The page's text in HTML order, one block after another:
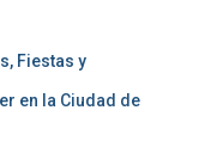
Fiestas y
en la Ciudad de